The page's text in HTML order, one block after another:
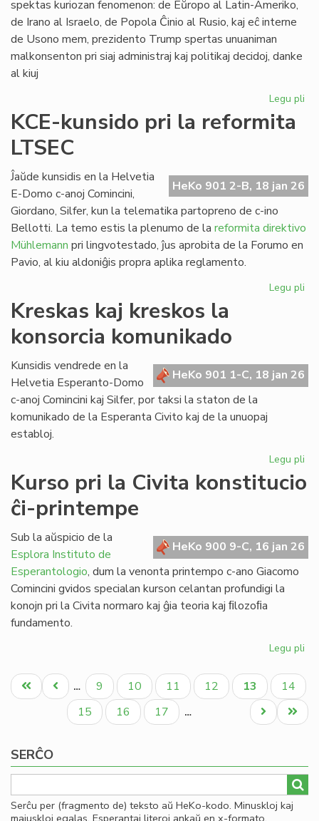
spektas kuriozan fenomenon: de Eŭropo al Latin-Ameriko,
de Irano al Israelo, de Popola Ĉinio al Rusio, kaj eĉ interne
de Usono mem, prezidento Trump spertas unuaniman
malkonsenton pri siaj administraj kaj politikaj decidoj, danke
al kiuj
Legu pli
KCE-kunsido pri la reformita
LTSEC
HeKo 901 2-B, 18 jan 26
Ĵaŭde kunsidis en la Helvetia
E-Domo c-anoj Comincini,
Giordano, Silfer, kun la telematika partopreno de c-ino
Bellotti. La temo estis la plenumo de la reformita direktivo
Mühlemann pri lingvotestado, ĵus aprobita de la Forumo en
Pavio, al kiu aldoniĝis propra aplika reglamento.
Legu pli
Kreskas kaj kreskos la
konsorcia komunikado
HeKo 901 1-C, 18 jan 26
Kunsidis vendrede en la
Helvetia Esperanto-Domo
c-anoj Comincini kaj Silfer, por taksi la staton de la
komunikado de la Esperanta Civito kaj de la unuopaj
establoj.
Legu pli
kaj
Kurso pri la Civita konstitucio
ĉi-printempe
HeKo 900 9-C, 16 jan 26
Sub la aŭspicio de la
Esplora Instituto de
Esperantologio, dum la venonta printempo c-ano Giacomo
Comincini gvidos specialan kurson celantan profundigi la
konojn pri la Civita normaro kaj ĝia teoria kaj ﬁlozoﬁa
fundamento.
Legu pli
pri
la
Pagination
Unua
paĝo
Antaŭa
paĝo
… Paĝo
9 Paĝo
10 Paĝo
11 Paĝo
12
Aktuala
paĝo
13 Paĝo
14
Paĝo
15 Paĝo
16 Paĝo
17 …
Last
page
Next
page
SERĈO
Serĉu per (fragmento de) teksto aŭ HeKo-kodo. Minuskloj kaj
majuskloj egalas. Esperantaj literoj ankaŭ en x-formato.